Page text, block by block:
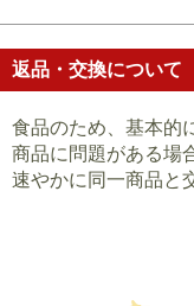
返品・交換について
食品のため、基本的
商品に問題がある場
速やかに同一商品と